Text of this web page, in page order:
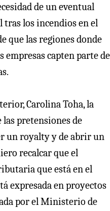
de un eventual
los incendios en el
que las regiones donde
empresas capten parte de
Carolina Toha, la
pretensiones de
un royalty y de abrir un
recalcar que el
que está en el
expresada en proyectos
por el Ministerio de